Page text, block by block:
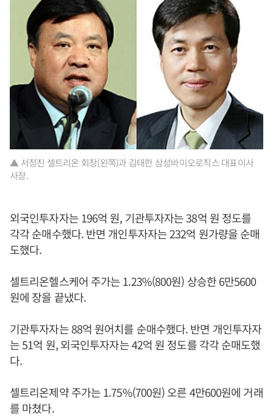
▲ 서정진 셀트리온 회장(왼쪽)과 김태한 삼성바이오로직스 대표이사
사장.
외국인투자자는 196억 원, 기관투자자는 38억 원 정도를
각각 순매수했다. 반면 개인투자자는 232억 원가량을 순매
도했다.
셀트리온헬스케어 주가는 1.23%(800원) 상승한 6만5600
원에 장을 끝냈다.
기관투자자는 88억 원어치를 순매수했다. 반면 개인투자자
는 51억 원, 외국인투자자는 42억 원 정도를 각각 순매도했
다.
셀트리온제약 주가는 1.75%(700원) 오른 4만600원에 거래
를 마쳤다.